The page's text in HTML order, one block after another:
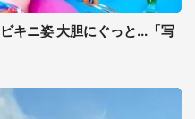
キニ姿 大胆にぐっと...「写